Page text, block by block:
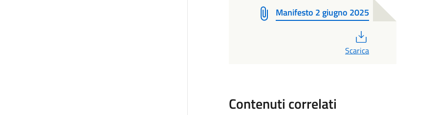
Manifesto 2 giugno 2025
Scarica
Contenuti correlati